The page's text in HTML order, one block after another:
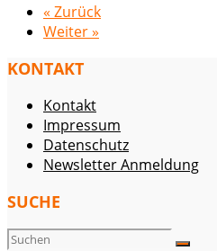
« Zurück
Weiter »
KONTAKT
Kontakt
Impressum
Datenschutz
Newsletter Anmeldung
SUCHE